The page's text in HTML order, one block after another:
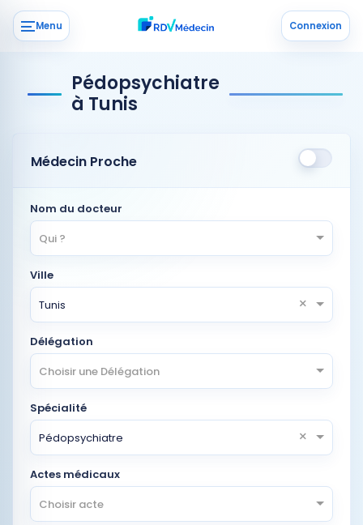
Menu Connexion
Pédopsychiatre
à Tunis
Médecin Proche
Nom du docteur
Qui ?
Ville
Tunis
×
Délégation
Choisir une Délégation
Spécialité
Pédopsychiatre
×
Actes médicaux
Choisir acte